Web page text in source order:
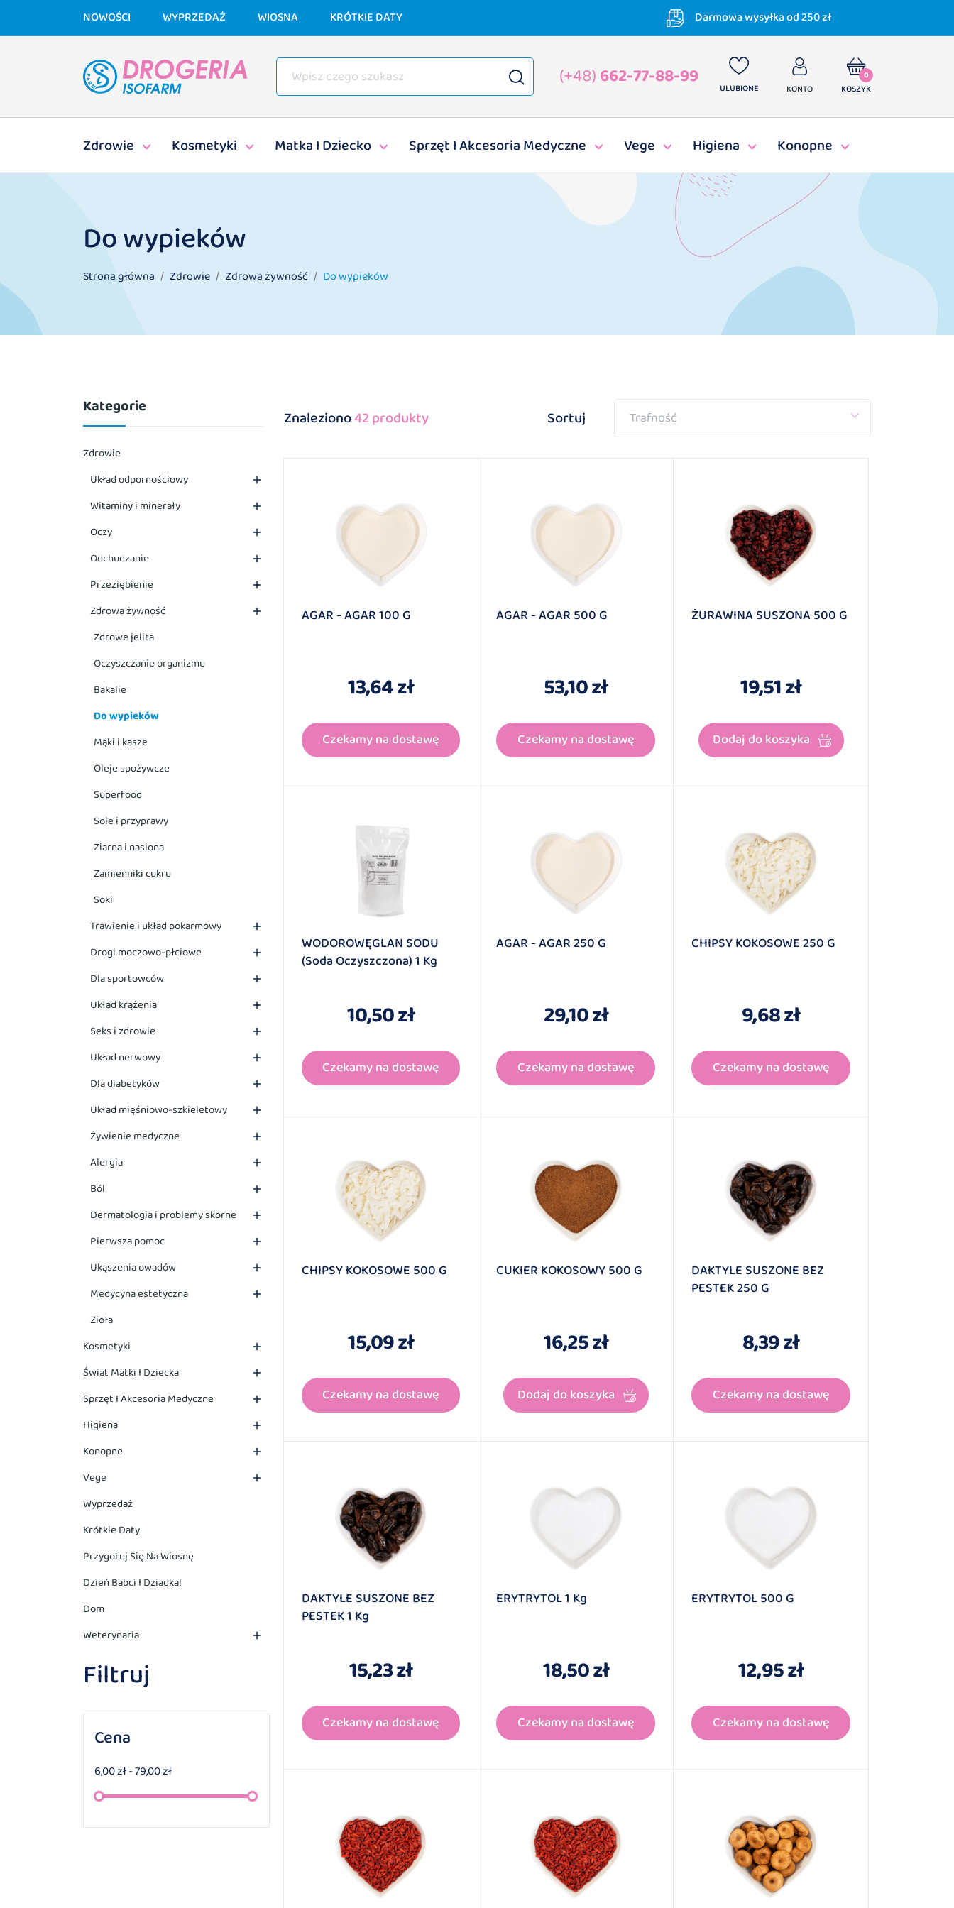
NOWOŚCI WYPRZEDAŻ WIOSNA KRÓTKIE DATY Darmowa wysyłka od 250 zł
(+48)662-77-88-99 ULUBIONE KONTO
0
KOSZYK
Zdrowie Kosmetyki Matka I Dziecko Sprzęt I Akcesoria Medyczne Vege Higiena Konopne
Do wypieków
Strona główna Zdrowie Zdrowa żywność Do wypieków
Kategorie
Zdrowie
Układ odpornościowy

Witaminy i minerały 
Oczy 
Odchudzanie 
Przeziębienie 
Zdrowa żywność 
Zdrowe jelita
Oczyszczanie organizmu
Bakalie
Do wypieków
Mąki i kasze
Oleje spożywcze
Superfood
Sole i przyprawy
Ziarna i nasiona
Zamienniki cukru
Soki
Trawienie i układ pokarmowy

Drogi moczowo-płciowe 
Dla sportowców 
Układ krążenia 
Seks i zdrowie 
Układ nerwowy 
Dla diabetyków 
Układ mięśniowo-szkieletowy 
Żywienie medyczne 
Alergia 
Ból 
Dermatologia i problemy skórne 
Pierwsza pomoc 
Ukąszenia owadów 
Medycyna estetyczna 
Zioła
Kosmetyki

Świat Matki I Dziecka 
Sprzęt I Akcesoria Medyczne 
Higiena 
Konopne 
Vege 
Wyprzedaż
Krótkie Daty
Przygotuj Się Na Wiosnę
Dzień Babci I Dziadka!
Dom
Weterynaria

Filtruj
Cena
6,00 zł - 79,00 zł
Znaleziono42 produkty Sortuj Trafność
AGAR - AGAR 100 G
13,64 zł
Czekamy na dostawę
AGAR - AGAR 500 G
53,10 zł
Czekamy na dostawę
ŻURAWINA SUSZONA 500 G
19,51 zł
Dodaj do koszyka
WODOROWĘGLAN SODU
(Soda Oczyszczona) 1 Kg
10,50 zł
Czekamy na dostawę
AGAR - AGAR 250 G
29,10 zł
Czekamy na dostawę
CHIPSY KOKOSOWE 250 G
9,68 zł
Czekamy na dostawę
CHIPSY KOKOSOWE 500 G
15,09 zł
Czekamy na dostawę
CUKIER KOKOSOWY 500 G
16,25 zł
Dodaj do koszyka
DAKTYLE SUSZONE BEZ
PESTEK 250 G
8,39 zł
Czekamy na dostawę
DAKTYLE SUSZONE BEZ
PESTEK 1 Kg
15,23 zł
Czekamy na dostawę
ERYTRYTOL 1 Kg
18,50 zł
Czekamy na dostawę
ERYTRYTOL 500 G
12,95 zł
Czekamy na dostawę